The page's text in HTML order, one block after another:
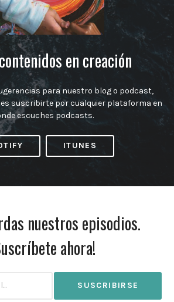
en creación
para nuestro blog o podcast,
suscribirte por cualquier plataforma en
escuches podcasts.
ITUNES
nuestros episodios.
ahora!